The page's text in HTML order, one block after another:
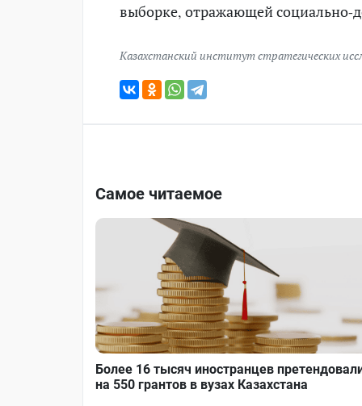
выборке, отражающей социально-
Казахстанский институт стратегических
Самое читаемое
Более 16 тысяч иностранцев
на 550 грантов в вузах Казахстана